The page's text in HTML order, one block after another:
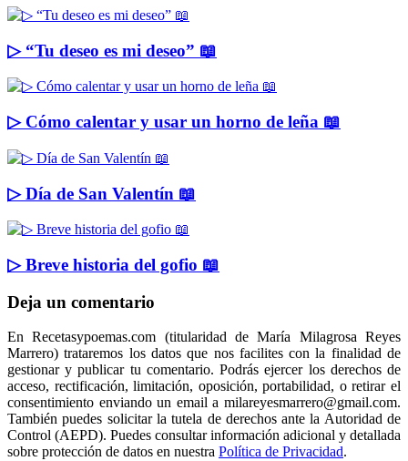
▷ “Tu deseo es mi deseo” 📖
▷ Cómo calentar y usar un horno de leña 📖
▷ Día de San Valentín 📖
▷ Breve historia del gofio 📖
Deja un comentario
En Recetasypoemas.com (titularidad de María Milagrosa Reyes
Marrero) trataremos los datos que nos facilites con la finalidad de
gestionar y publicar tu comentario. Podrás ejercer los derechos de
acceso, rectificación, limitación, oposición, portabilidad, o retirar el
consentimiento enviando un email a milareyesmarrero@gmail.com.
También puedes solicitar la tutela de derechos ante la Autoridad de
Control (AEPD). Puedes consultar información adicional y detallada
sobre protección de datos en nuestra Política de Privacidad.